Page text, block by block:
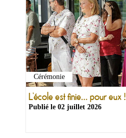
Ma
mairie
Cérémonie
L’école est finie… pour eux !
Publié le 02 juillet 2026